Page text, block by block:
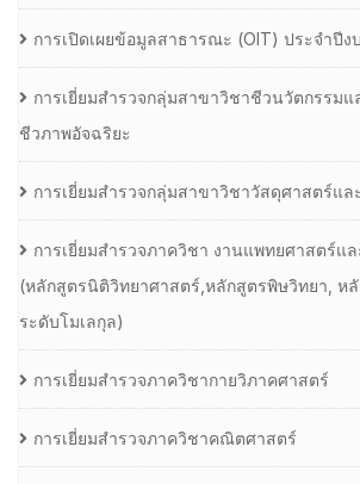
การเปิดเผยข้อมูลสาธารณะ (OIT) ประจำปี
การเยี่ยมสำรวจกลุ่มสาขาวิชาชีวนวัตกรรม
ชีวภาพอัจฉริยะ
การเยี่ยมสำรวจกลุ่มสาขาวิชาวัสดุศาสตร์แ
การเยี่ยมสำรวจภาควิชา งานแพทยศาสตร์
(หลักสูตรนิติวิทยาศาสตร์,หลักสูตรพิษวิทยา, ห
ระดับโมเลกุล)
การเยี่ยมสำรวจภาควิชากายวิภาคศาสตร์
การเยี่ยมสำรวจภาควิชาคณิตศาสตร์